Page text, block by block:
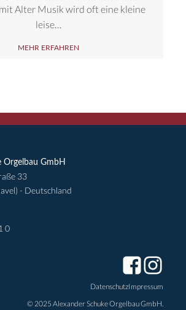
Alter Musik wird oft eine kleine
leise…
MEHR ERFAHREN
Orgelbau GmbH
33
- Deutschland
0
DatenschutzImpressum
© 2025 Alexander Schuke Orgelbau GmbH.